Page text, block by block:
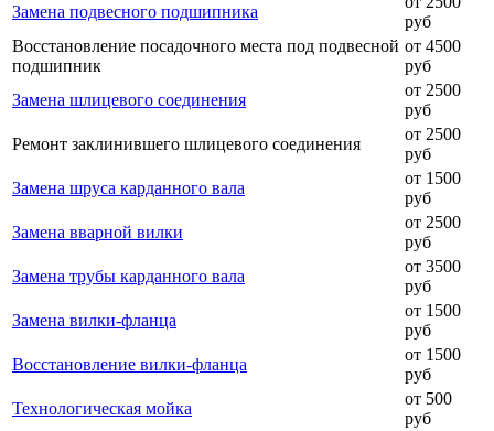
Замена подвесного подшипника
руб
Восстановление посадочного места под подвесной
подшипник
от 4500
руб
Замена шлицевого соединения
от 2500
руб
Ремонт заклинившего шлицевого соединения
от 2500
руб
Замена шруса карданного вала
от 1500
руб
Замена вварной вилки
от 2500
руб
Замена трубы карданного вала
от 3500
руб
Замена вилки-фланца
от 1500
руб
Восстановление вилки-фланца
от 1500
руб
Технологическая мойка
от 500
руб